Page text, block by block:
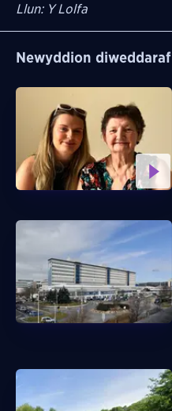
Llun: Y Lolfa
Newyddion diweddaraf